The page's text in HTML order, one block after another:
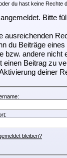
du hast keine Rechte
Bitte
ausreichenden
du Beiträge
bzw. andere nicht
einen Beitrag zu
deiner
bleiben?